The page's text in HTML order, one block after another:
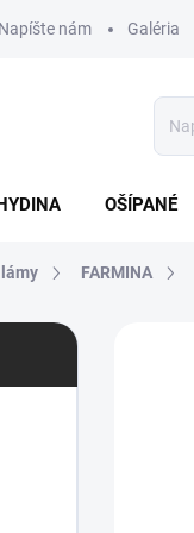
Napíšte nám Galéria
OŠÍPANÉ
FARMINA